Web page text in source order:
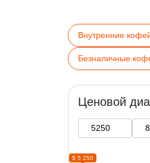
Внутренние
Безналичные
Ценовой
$ 5 250